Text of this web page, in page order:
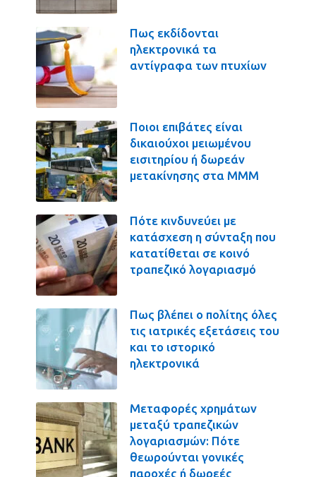
Πως εκδίδονται
ηλεκτρονικά τα
αντίγραφα των πτυχίων
Ποιοι επιβάτες είναι
δικαιούχοι μειωμένου
εισιτηρίου ή δωρεάν
μετακίνησης στα ΜΜΜ
Πότε κινδυνεύει με
κατάσχεση η σύνταξη που
κατατίθεται σε κοινό
τραπεζικό λογαριασμό
Πως βλέπει ο πολίτης όλες
τις ιατρικές εξετάσεις του
και το ιστορικό
ηλεκτρονικά
Μεταφορές χρημάτων
μεταξύ τραπεζικών
λογαριασμών: Πότε
θεωρούνται γονικές
παροχές ή δωρεές